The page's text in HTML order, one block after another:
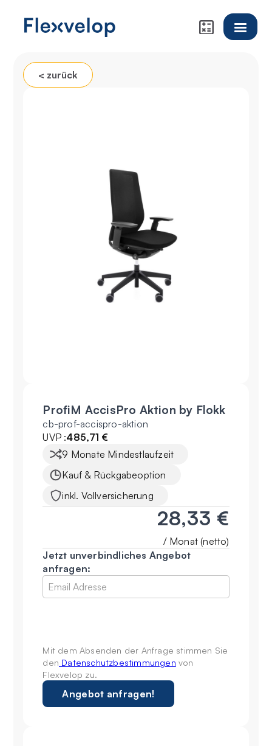
ProfiM AccisPro Aktion by Flokk
cb-prof-accispro-aktion
UVP :485,71 €
9 Monate Mindestlaufzeit
Kauf & Rückgabeoption
inkl. Vollversicherung
28,33 €
/ Monat (netto)
Jetzt unverbindliches Angebot
anfragen:
Mit dem Absenden der Anfrage stimmen Sie
den Datenschutzbestimmungen von
Flexvelop zu.